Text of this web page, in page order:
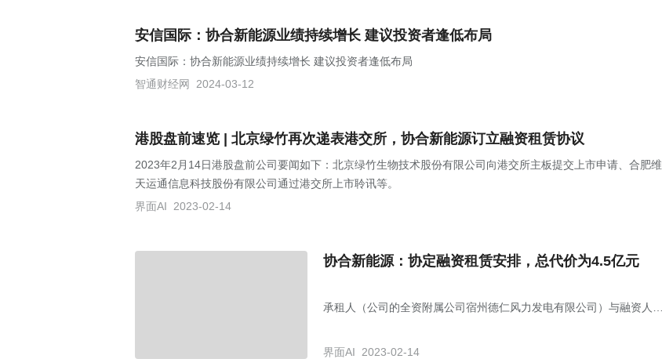
安信国际：协合新能源业绩持续增长 建议投资者逢低布局
安信国际：协合新能源业绩持续增长 建议投资者逢低布局
智通财经网
2024-03-12
港股盘前速览 | 北京绿竹再次递表港交所，协合新能源订立融资租赁协议
2023年2月14日港股盘前公司要闻如下：北京绿竹生物技术股份有限公司向港交所主板提交上市申请、合肥维
天运通信息科技股份有限公司通过港交所上市聆讯等。
界面AI
2023-02-14
协合新能源：协定融资租赁安排，总代价为4.5亿元
承租人（公司的全资附属公司宿州德仁风力发电有限公司）与融资人
排B，该等融资租赁安排之总购买价为人民币450,000,000元。
界面AI 2023-02-14